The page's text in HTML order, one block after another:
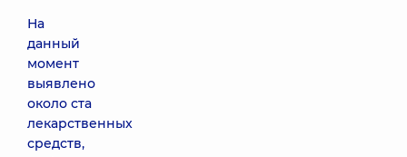
На
данный
момент
выявлено
около ста
лекарственных
средств,